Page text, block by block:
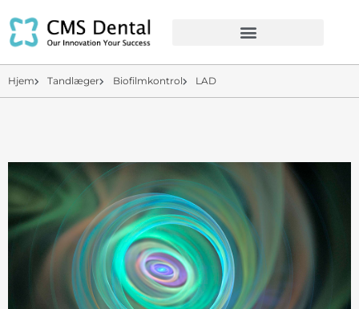
Hjem Tandlæger Biofilmkontrol LAD